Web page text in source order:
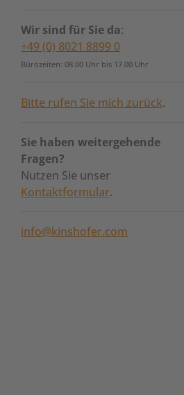
Wir sind für Sie da:
+49 (0) 8021 8899 0
Bürozeiten: 08.00 Uhr bis 17.00 Uhr
Bitte rufen Sie mich zurück.
Sie haben weitergehende
Fragen?
Nutzen Sie unser
Kontaktformular.
info@kinshofer.com